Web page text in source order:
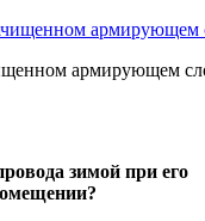
армирующем
зимой при его